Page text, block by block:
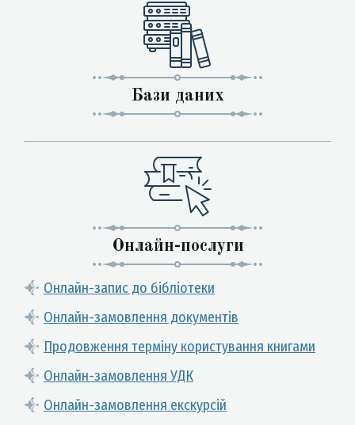
Бази даних
Онлайн-послуги
Онлайн-запис до бібліотеки
Онлайн-замовлення документів
Продовження терміну користування книгами
Онлайн-замовлення УДК
Онлайн-замовлення екскурсій